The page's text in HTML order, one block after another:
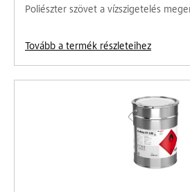
Poliészter szövet a vízszigetelés
Tovább a termék részleteihez